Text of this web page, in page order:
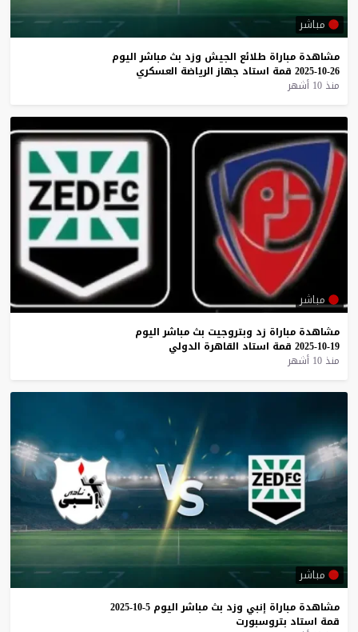
مباشر
مشاهدة مباراة طلائع الجيش وزد بث مباشر اليوم
26-10-2025
قمة استاد جهاز الرياضة العسكري
منذ 10 أشهر
مباشر
مشاهدة مباراة زد وبتروجيت بث مباشر اليوم
19-10-2025
قمة استاد القاهرة الدولي
منذ 10 أشهر
مباشر
مشاهدة مباراة إنبي وزد بث مباشر اليوم 5-10-2025
قمة استاد بتروسبورت